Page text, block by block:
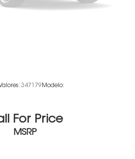
347179 Modelo:
For Price
MSRP